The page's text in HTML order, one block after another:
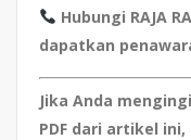
Hubungi RAJA
dapatkan
Jika Anda
PDF dari artikel